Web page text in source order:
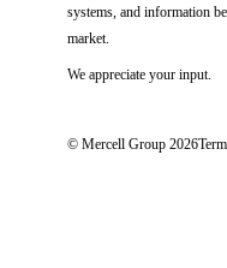
systems, and information
market.
We appreciate your input.
© Mercell Group 2026